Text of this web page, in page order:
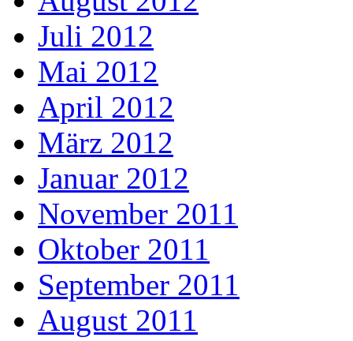
Juli 2012
Mai 2012
April 2012
März 2012
Januar 2012
November 2011
Oktober 2011
September 2011
August 2011